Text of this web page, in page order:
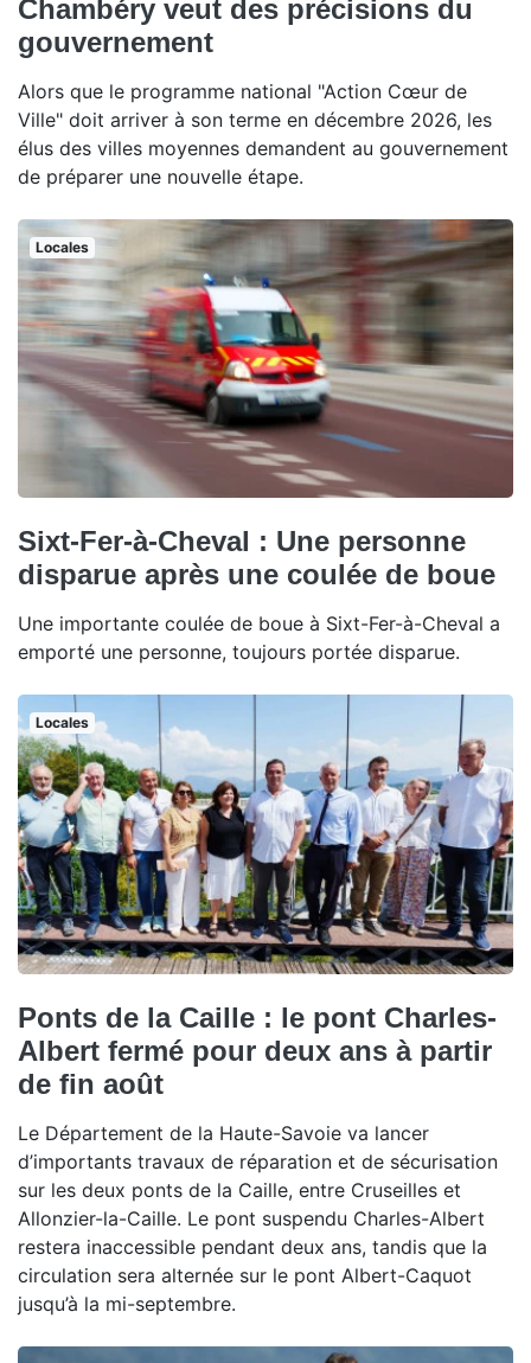
Chambéry veut des précisions du
gouvernement
Alors que le programme national "Action Cœur de
Ville" doit arriver à son terme en décembre 2026, les
élus des villes moyennes demandent au gouvernement
de préparer une nouvelle étape.
Locales
Sixt-Fer-à-Cheval : Une personne
disparue après une coulée de boue
Une importante coulée de boue à Sixt-Fer-à-Cheval a
emporté une personne, toujours portée disparue.
Locales
Ponts de la Caille : le pont Charles-
Albert fermé pour deux ans à partir
de fin août
Le Département de la Haute-Savoie va lancer
d’importants travaux de réparation et de sécurisation
sur les deux ponts de la Caille, entre Cruseilles et
Allonzier-la-Caille. Le pont suspendu Charles-Albert
restera inaccessible pendant deux ans, tandis que la
circulation sera alternée sur le pont Albert-Caquot
jusqu’à la mi-septembre.